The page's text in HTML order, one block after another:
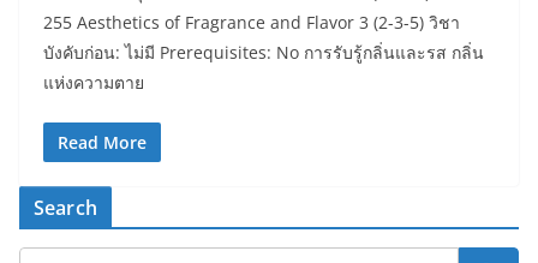
255 Aesthetics of Fragrance and Flavor 3 (2-3-5) วิชา
บังคับก่อน: ไม่มี Prerequisites: No การรับรู้กลิ่นและรส กลิ่น
แห่งความตาย
Read More
Search